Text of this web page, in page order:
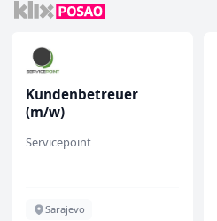
Kundenbetreuer
(m/w)
Servicepoint
Sarajevo